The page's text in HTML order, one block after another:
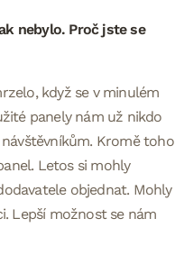
nebylo. Proč jste se
když se v minulém
panely nám už nikdo
Kromě toho
Letos si mohly
objednat. Mohly
Lepší možnost se nám